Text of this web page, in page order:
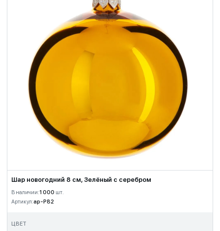
Шар новогодний 8 см, Зелёный с серебром
В наличии:1 000 шт.
Артикул:ap-P82
ЦВЕТ